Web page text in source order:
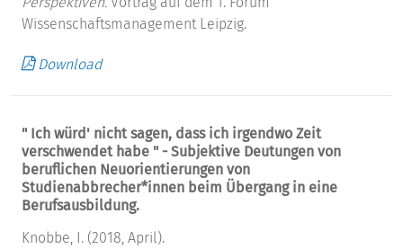
Wissenschaftsmanagement Leipzig.
Download
" Ich würd' nicht sagen, dass ich irgendwo Zeit
verschwendet habe " - Subjektive Deutungen von
beruflichen Neuorientierungen von
Studienabbrecher*innen beim Übergang in eine
Berufsausbildung.
Knobbe, I. (2018, April).